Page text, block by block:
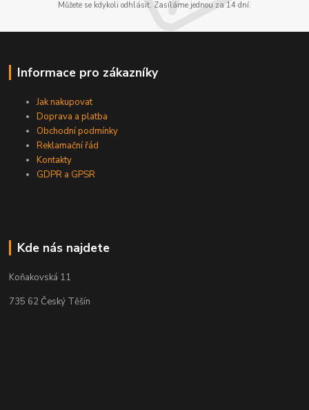
Můžete se kdykoli odhlásit. Zasíláme jednou za 14 dní.
Informace pro zákazníky
Jak nakupovat
Doprava a platba
Obchodní podmínky
Reklamační řád
Kontakty
GDPR a GPSR
Kde nás najdete
Koňakovská 11
735 62 Český Těšín